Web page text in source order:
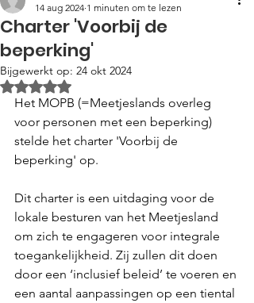
Charter 'Voorbij de
beperking'
14 aug 2024 1 minuten om te lezen
Bijgewerkt op: 24 okt 2024
Beoordeeld met NaN uit 5 sterren.
Het MOPB (=Meetjeslands overleg
voor personen met een beperking)
stelde het charter 'Voorbij de
beperking' op.
Dit charter is een uitdaging voor de
lokale besturen van het Meetjesland
om zich te engageren voor integrale
toegankelijkheid. Zij zullen dit doen
door een ‘inclusief beleid’ te voeren en
een aantal aanpassingen op een tiental